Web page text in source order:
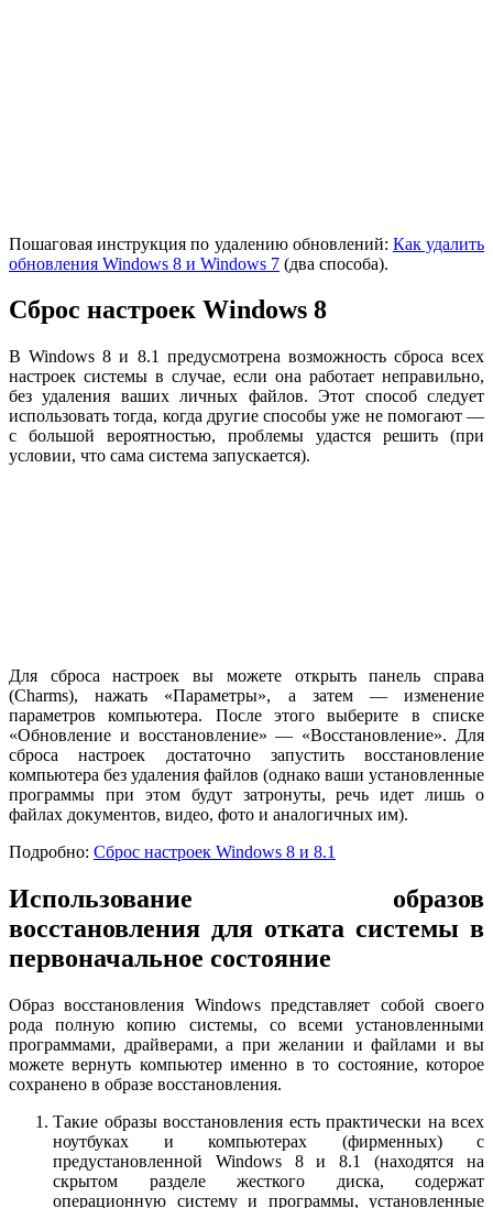
Пошаговая инструкция по удалению обновлений: Как удалить
обновления Windows 8 и Windows 7 (два способа).
Сброс настроек Windows 8
В Windows 8 и 8.1 предусмотрена возможность сброса всех
настроек системы в случае, если она работает неправильно,
без удаления ваших личных файлов. Этот способ следует
использовать тогда, когда другие способы уже не помогают —
с большой вероятностью, проблемы удастся решить (при
условии, что сама система запускается).
Для сброса настроек вы можете открыть панель справа
(Charms), нажать «Параметры», а затем — изменение
параметров компьютера. После этого выберите в списке
«Обновление и восстановление» — «Восстановление». Для
сброса настроек достаточно запустить восстановление
компьютера без удаления файлов (однако ваши установленные
программы при этом будут затронуты, речь идет лишь о
файлах документов, видео, фото и аналогичных им).
Подробно: Сброс настроек Windows 8 и 8.1
Использование образов
восстановления для отката системы в
первоначальное состояние
Образ восстановления Windows представляет собой своего
рода полную копию системы, со всеми установленными
программами, драйверами, а при желании и файлами и вы
можете вернуть компьютер именно в то состояние, которое
сохранено в образе восстановления.
Такие образы восстановления есть практически на всех
ноутбуках и компьютерах (фирменных) с
предустановленной Windows 8 и 8.1 (находятся на
скрытом разделе жесткого диска, содержат
операционную систему и программы, установленные